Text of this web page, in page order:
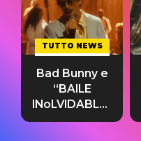
TUTTO NEWS
Bad Bunny e
“BAILE
INoLVIDABLE”:
testo,